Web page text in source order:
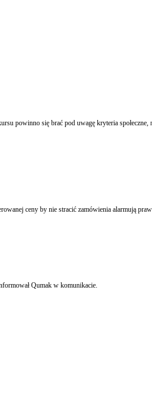
powinno się brać pod uwagę kryteria społeczne,
Regulacje odnoszące się do rażąco niskiej ceny są obecnie niczym więcej jak
Qumak w komunikacie.